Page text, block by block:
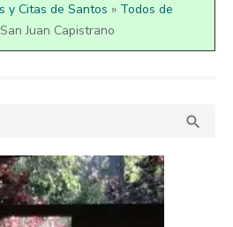
y Citas de Santos » Todos de
Juan Capistrano
